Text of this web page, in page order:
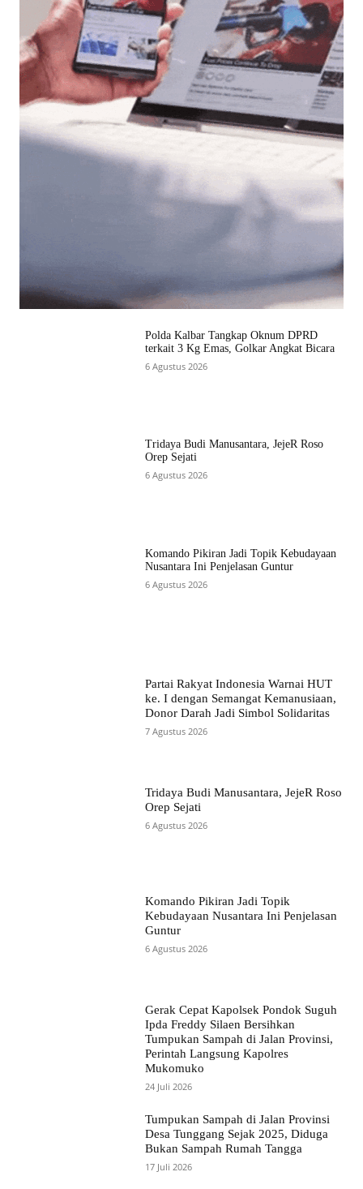
Polda Kalbar Tangkap Oknum DPRD
terkait 3 Kg Emas, Golkar Angkat Bicara
6 Agustus 2026
Tridaya Budi Manusantara, JejeR Roso
Orep Sejati
6 Agustus 2026
Komando Pikiran Jadi Topik Kebudayaan
Nusantara Ini Penjelasan Guntur
6 Agustus 2026
Partai Rakyat Indonesia Warnai HUT
ke. I dengan Semangat Kemanusiaan,
Donor Darah Jadi Simbol Solidaritas
7 Agustus 2026
Tridaya Budi Manusantara, JejeR Roso
Orep Sejati
6 Agustus 2026
Komando Pikiran Jadi Topik
Kebudayaan Nusantara Ini Penjelasan
Guntur
6 Agustus 2026
Gerak Cepat Kapolsek Pondok Suguh
Ipda Freddy Silaen Bersihkan
Tumpukan Sampah di Jalan Provinsi,
Perintah Langsung Kapolres
Mukomuko
24 Juli 2026
Tumpukan Sampah di Jalan Provinsi
Desa Tunggang Sejak 2025, Diduga
Bukan Sampah Rumah Tangga
17 Juli 2026